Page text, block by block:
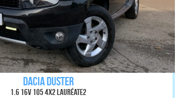
DACIA DUSTER
1.6 16v 105 4x2 Lauréate2